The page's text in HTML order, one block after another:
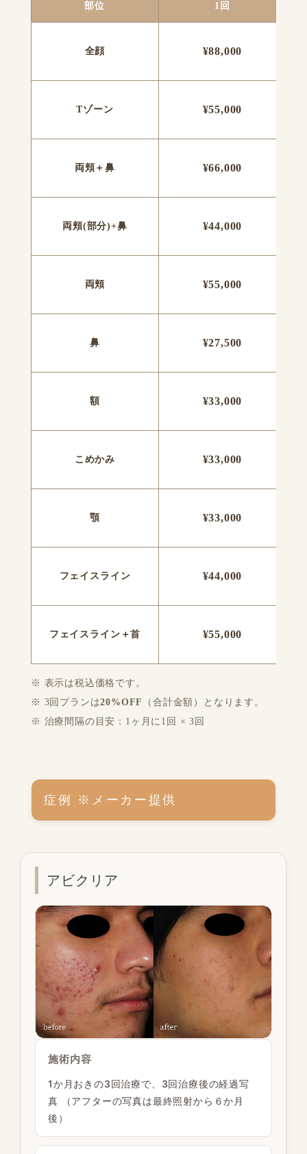
部位 1回
全顔 ¥88,000
Tゾーン ¥55,000
両頬＋鼻 ¥66,000
両頬(部分)+鼻 ¥44,000
両頬 ¥55,000
鼻 ¥27,500
額 ¥33,000
こめかみ ¥33,000
顎 ¥33,000
フェイスライン ¥44,000
フェイスライン＋首 ¥55,000
※ 表示は税込価格です。
※ 3回プランは20%OFF
（合計金額）となります。
※ 治療間隔の目安：1ヶ月に1回 × 3回
症例 ※メーカー提供
アビクリア
施術内容
1か月おきの3回治療で、3回治療後の経過写
真 （アフターの写真は最終照射から６か月
後）